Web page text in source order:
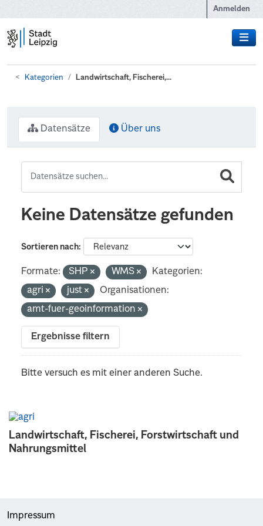
Anmelden
Kategorien Landwirtschaft, Fischerei,...
Landwirtschaft, Fischerei, Forstwirtschaft und
Nahrungsmittel
Datensätze Über uns
Keine Datensätze gefunden
Sortieren nach
Formate: SHP WMS
Kategorien:
agri
just
Organisationen:
amt-fuer-geoinformation
Ergebnisse filtern
Bitte versuch es mit einer anderen Suche.
Impressum